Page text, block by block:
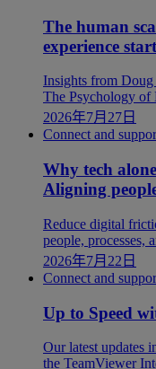
The human
experience
Insights from
The Psychology
2026年7月27日
Connect and
Why tech
Aligning
Reduce digital
people, processes,
2026年7月22日
Connect and
Up to Speed
Our latest updates
the TeamViewer